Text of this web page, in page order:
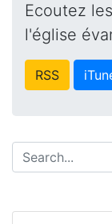
Ecoutez
l'église
RSS